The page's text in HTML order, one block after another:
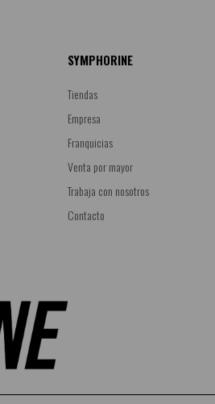
SYMPHORINE
Tiendas
Empresa
Franquicias
Venta por mayor
Trabaja con nosotros
Contacto